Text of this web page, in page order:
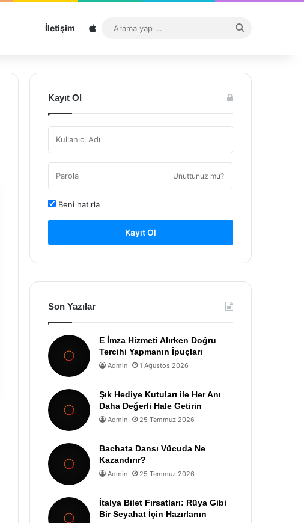
İletişim Sitemap
...
Kayıt Ol
Unuttunuz mu?
Beni hatırla
Kayıt Ol
Son Yazılar
E İmza Hizmeti Alırken Doğru
Tercihi Yapmanın İpuçları
Admin 1 Ağustos 2026
Şık Hediye Kutuları ile Her Anı
Daha Değerli Hale Getirin
Admin 25 Temmuz 2026
Bachata Dansı Vücuda Ne
Kazandırır?
Admin 25 Temmuz 2026
İtalya Bilet Fırsatları: Rüya Gibi
Bir Seyahat İçin Hazırlanın